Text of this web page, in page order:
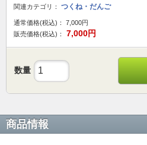
関連カテゴリ： つくね・だんご
通常価格(税込)： 7,000円
販売価格(税込)：
7,000円
数量
商品情報